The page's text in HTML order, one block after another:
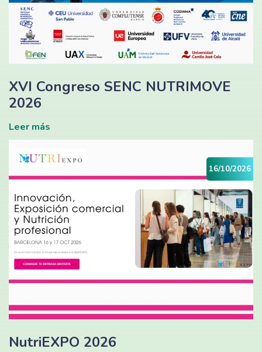
XVI Congreso SENC NUTRIMOVE
2026
Leer más
16/10/2026
NutriEXPO 2026